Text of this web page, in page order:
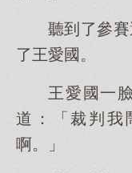
聽到了參
了王愛國。
王愛國一
道：「裁判我
啊。」